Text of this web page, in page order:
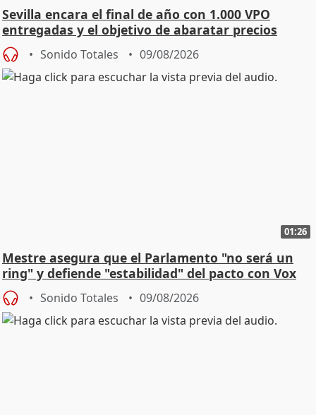
Sevilla encara el final de año con 1.000 VPO
entregadas y el objetivo de abaratar precios
Sonido Totales 09/08/2026
01:26
Mestre asegura que el Parlamento "no será un
ring" y defiende "estabilidad" del pacto con Vox
Sonido Totales 09/08/2026